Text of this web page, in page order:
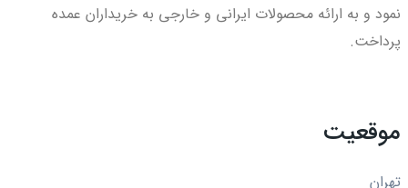
نمود و به ارائه محصولات ایرانی و خارجی به خریداران عمده
پرداخت.
موقعیت
تهران